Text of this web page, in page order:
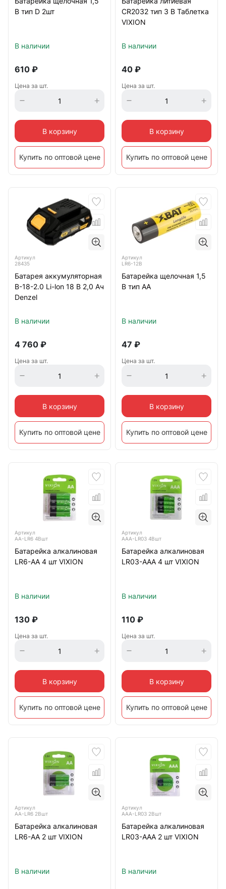
В тип D 2шт
В наличии
610 ₽
Цена за шт.
В корзину
Купить по оптовой цене
CR2032 тип 3 В Таблетка
VIXION
В наличии
40 ₽
Цена за шт.
В корзину
Купить по оптовой цене
Артикул
28435
Батарея аккумуляторная
B-18-2.0 Li-lon 18 B 2,0 Ач
Denzel
В наличии
4 760 ₽
Цена за шт.
В корзину
Купить по оптовой цене
Артикул
LR6-12B
Батарейка щелочная 1,5
В тип АА
В наличии
47 ₽
Цена за шт.
В корзину
Купить по оптовой цене
Артикул
AA-LR6 4Bшт
Батарейка алкалиновая
LR6-AA 4 шт VIXION
В наличии
130 ₽
Цена за шт.
В корзину
Купить по оптовой цене
Артикул
AAA-LR03 4Bшт
Батарейка алкалиновая
LR03-AAA 4 шт VIXION
В наличии
110 ₽
Цена за шт.
В корзину
Купить по оптовой цене
Артикул
AA-LR6 2Bшт
Батарейка алкалиновая
LR6-AA 2 шт VIXION
В наличии
Артикул
AAA-LR03 2Bшт
Батарейка алкалиновая
LR03-AAA 2 шт VIXION
В наличии